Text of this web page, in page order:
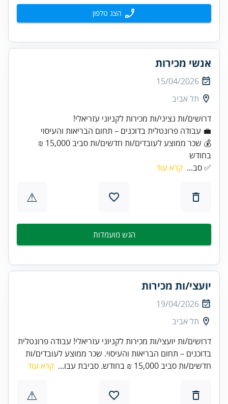
הצג טלפון
אנשי מכירות
15/04/2026
תל אביב
דרושים/ות נציגי/ות מכירות לקניוני עזריאלי!
💰 שכר ממוצע לעובדים/ות חדשים/ות סביב 15,000 ₪
בחודש
✅ סב... קרא עוד
⚠
הגש מועמדות
יועצי/ות מכירות
19/04/2026
תל אביב
דרושים/ות יועצי/ות מכירות לקניוני עזריאלי! עבודה פרונטלית
בדוכנים – תחום הבריאות והעיסוי. שכר ממוצע לעובדים/ות
חדשים/ות סביב 15,000 ₪ בחודש. סביבת עבו...
קרא עוד
⚠